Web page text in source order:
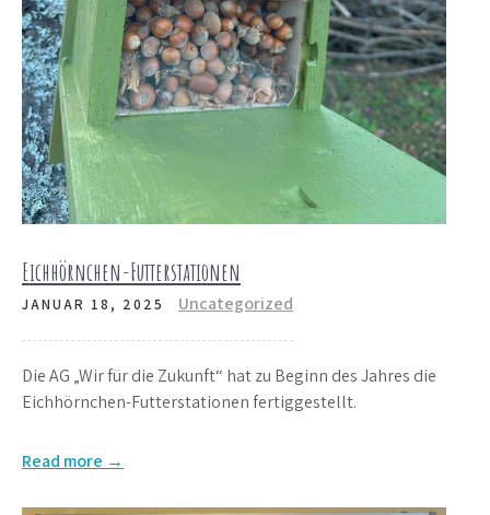
Eichhörnchen-Futterstationen
JANUAR 18, 2025 Uncategorized
Die AG „Wir für die Zukunft“ hat zu Beginn des Jahres die
Eichhörnchen-Futterstationen fertiggestellt.
Read more →